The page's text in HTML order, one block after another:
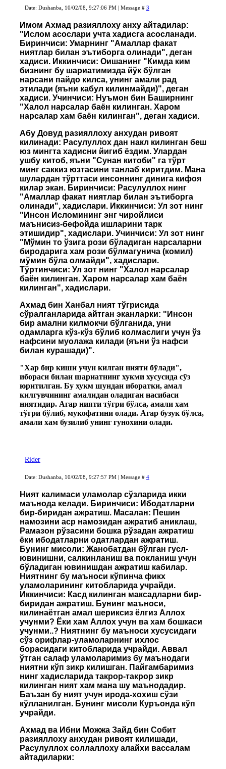
Date: Dushanba, 10/02/08, 9:27:06 PM | Message # 3
Имом Ахмад разияллоху анху айтадилар:
"Ислом асослари учта хадисга асосланади.
Биринчиси: Умарнинг "Амаллар факат
ниятлар билан эътиборга олинади", деган
хадиси. Иккинчиси: Оишанинг "Кимда ким
бизнинг бу шариатимизда йўк бўлган
нарсани пайдо килса, унинг амали рад
этилади (яъни кабул килинмайди)", деган
хадиси. Учинчиси: Нуъмон бин Баширнинг
"Халол нарсалар баён килинган. Харом
нарсалар хам баён килинган", деган хадиси.
Абу Довуд разияллоху анхудан ривоят
килинади: Расулуллох дан накл килинган беш
юз мингта хадисни йигиб ёздим. Улардан
ушбу китоб, яъни "Сунан китоби" га тўрт
минг саккиз юзтасини танлаб киритдим. Мана
шулардан тўрттаси инсоннинг динига кифоя
килар экан. Биринчиси: Расулуллох нинг
"Амаллар факат ниятлар билан эътиборга
олинади", хадислари. Иккинчиси: Ул зот нинг
"Инсон Исломининг энг чиройлиси
маънисиз-бефойда ишларини тарк
этишидир", хадислари. Учинчиси: Ул зот нинг
"Мўмин то ўзига рози бўладиган нарсаларни
биродарига хам рози бўлмагунича (комил)
мўмин бўла олмайди", хадислари.
Тўртинчиси: Ул зот нинг "Халол нарсалар
баён килинган. Харом нарсалар хам баён
килинган", хадислари.
Ахмад бин Ханбал ният тўгрисида
сўралганларида айтган эканларки: "Инсон
бир амални килмокчи бўлганида, уни
одамларга кўз-кўз бўлиб колмаслиги учун ўз
нафсини муолажа килади (яъни ўз нафси
билан курашади)".
"Хар бир киши учун килган нияти бўлади",
ибораси билан шариатнинг хукми хусусида сўз
юритилган. Бу хукм шундан иборатки, амал
килгувчининг амалидан оладиган насибаси
ниятидир. Агар нияти тўгри бўлса, амали хам
тўгри бўлиб, мукофатини олади. Агар бузук бўлса,
амали хам бузилиб унинг гунохини олади.
Rider
Date: Dushanba, 10/02/08, 9:27:57 PM | Message # 4
Ният калимаси уламолар сўзларида икки
маънода келади. Биринчиси: Ибодатларни
бир-биридан ажратиш. Масалан: Пешин
намозини аср намозидан ажратиб аниклаш,
Рамазон рўзасини бошка рўзадан ажратиш
ёки ибодатларни одатлардан ажратиш.
Бунинг мисоли: Жанобатдан бўлган гусл-
ювинишни, салкинланиш ва покланиш учун
бўладиган ювинишдан ажратиш кабилар.
Ниятнинг бу маъноси кўпинча фикх
уламоларининг китобларида учрайди.
Иккинчиси: Касд килинган максадларни бир-
биридан ажратиш. Бунинг маъноси,
килинаётган амал шериксиз ёлгиз Аллох
учунми? Ёки хам Аллох учун ва хам бошкаси
учунми..? Ниятнинг бу маъноси хусусидаги
сўз орифлар-уламоларнинг ихлос
борасидаги китобларида учрайди. Аввал
ўтган салаф уламоларимиз бу маънодаги
ниятни кўп зикр килишган. Пайгамбаримиз
нинг хадисларида такрор-такрор зикр
килинган ният хам мана шу маънодадир.
Баъзан бу ният учун ирода-хохиш сўзи
кўлланилган. Бунинг мисоли Куръонда кўп
учрайди.
Ахмад ва Ибни Можжа Зайд бин Собит
разияллоху анхудан ривоят килишади,
Расулуллох соллаллоху алайхи вассалам
айтадиларки: